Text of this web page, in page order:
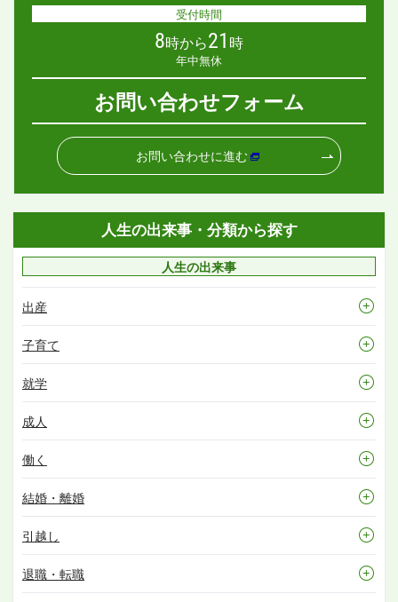
受付時間
8時から21 時
年中無休
お問い合わせフォーム
お問い合わせに進む
人生の出来事・分類から探す
人生の出来事
出産
子育て
就学
成人
働く
結婚・離婚
引越し
退職・転職